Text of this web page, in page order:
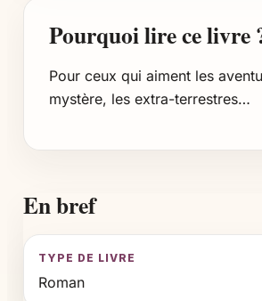
Pourquoi lire ce livre
Pour ceux qui aiment les
mystère, les extra-terrestres…
En bref
TYPE DE LIVRE
Roman